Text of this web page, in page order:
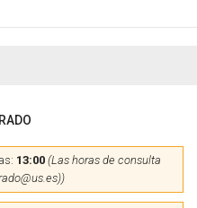
13:00 (Las horas de consulta